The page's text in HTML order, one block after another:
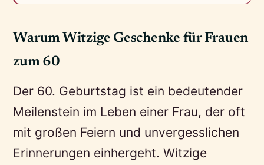
Warum Witzige Geschenke für Frauen
zum 60
Der 60. Geburtstag ist ein bedeutender
Meilenstein im Leben einer Frau, der oft
mit großen Feiern und unvergesslichen
Erinnerungen einhergeht. Witzige